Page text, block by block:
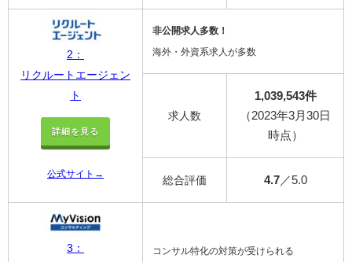
2：
リクルートエージェン
ト
詳細を見る
公式サイト→
非公開求人多数！
海外・外資系求人が多数
求人数
1,039,543件
（2023年3月30日
時点）
総合評価 4.7／5.0
3：
コンサル特化の対策が受けられる